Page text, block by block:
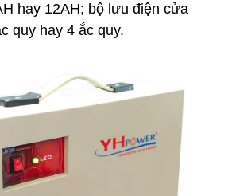
hay 12AH; bộ lưu điện cửa
quy hay 4 ắc quy.